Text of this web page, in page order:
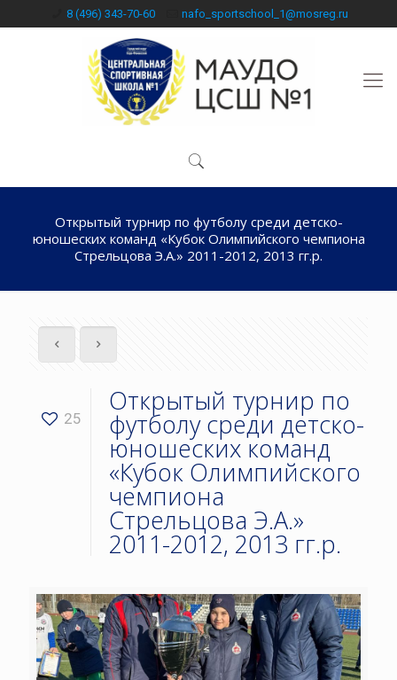
8 (496) 343-70-60 nafo_sportschool_1@mosreg.ru
Открытый турнир по футболу среди детско-
юношеских команд «Кубок Олимпийского чемпиона
Стрельцова Э.А.» 2011-2012, 2013 гг.р.
25
Открытый турнир по
футболу среди детско-
юношеских команд
«Кубок Олимпийского
чемпиона
Стрельцова Э.А.»
2011-2012, 2013 гг.р.